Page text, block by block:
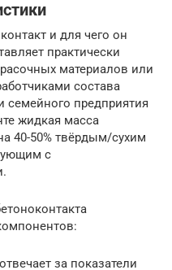
и для чего он
практически
материалов или
состава
семейного предприятия
жидкая масса
40-50% твёрдым/сухим
с
за показатели